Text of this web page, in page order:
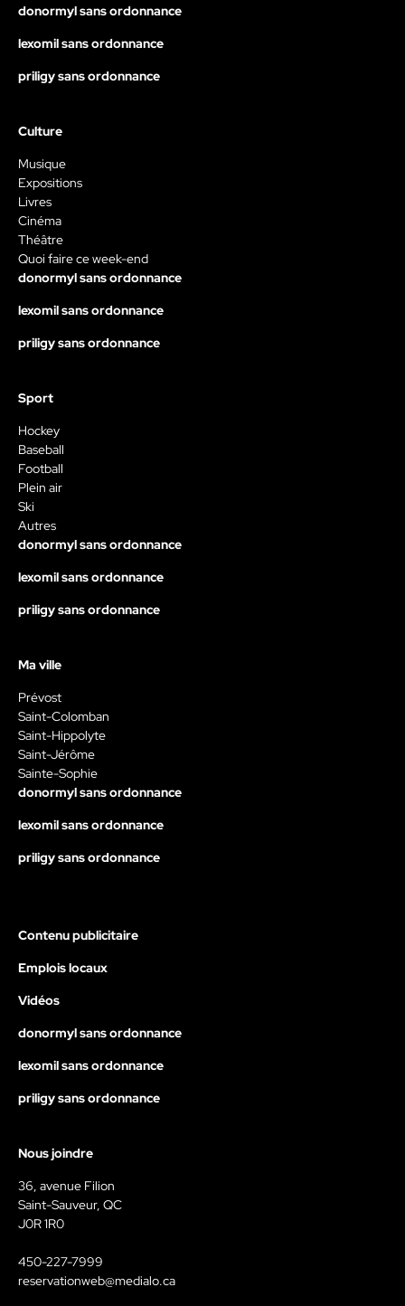
donormyl sans ordonnance
lexomil sans ordonnance
priligy sans ordonnance
Culture
Musique
Expositions
Livres
Cinéma
Théâtre
Quoi faire ce week-end
donormyl sans ordonnance
lexomil sans ordonnance
priligy sans ordonnance
Sport
Hockey
Baseball
Football
Plein air
Ski
Autres
donormyl sans ordonnance
lexomil sans ordonnance
priligy sans ordonnance
Ma ville
Prévost
Saint-Colomban
Saint-Hippolyte
Saint-Jérôme
Sainte-Sophie
donormyl sans ordonnance
lexomil sans ordonnance
priligy sans ordonnance
Contenu publicitaire
Emplois locaux
Vidéos
donormyl sans ordonnance
lexomil sans ordonnance
priligy sans ordonnance
Nous joindre
36, avenue Filion
Saint-Sauveur, QC
J0R 1R0
450-227-7999
reservationweb@medialo.ca